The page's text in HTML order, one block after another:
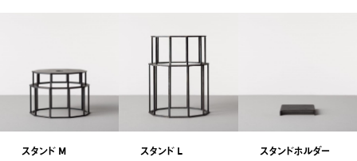
スタンド M スタンド L
スタンドホルダー